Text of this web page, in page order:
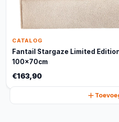
CATALOG
Fantail Stargaze Limited
100x70cm
€163,90